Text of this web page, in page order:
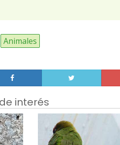
Animales
interés